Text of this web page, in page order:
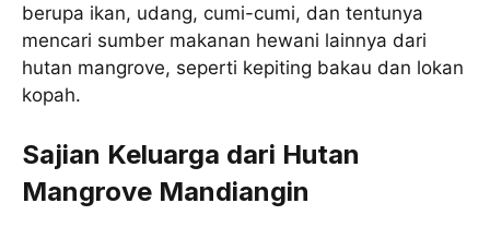
berupa ikan, udang, cumi-cumi, dan tentunya
mencari sumber makanan hewani lainnya dari
hutan mangrove, seperti kepiting bakau dan lokan
kopah.
Sajian Keluarga dari Hutan
Mangrove Mandiangin